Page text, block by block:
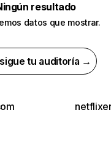
resultado
datos que mostrar.
tu auditoría →